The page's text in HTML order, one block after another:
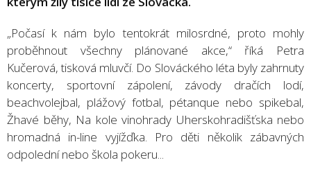
„Počasí k nám bylo tentokrát milosrdné, proto mohly
proběhnout všechny plánované akce,“ říká Petra
Kučerová, tisková mluvčí. Do Slováckého léta byly zahrnuty
koncerty, sportovní zápolení, závody dračích lodí,
beachvolejbal, plážový fotbal, pétanque nebo spikebal,
Žhavé běhy, Na kole vinohrady Uherskohradišťska nebo
hromadná in-line vyjížďka. Pro děti několik zábavných
odpolední nebo škola pokeru...